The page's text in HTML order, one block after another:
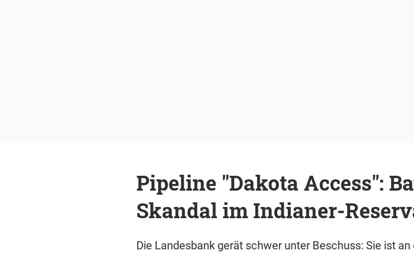
Pipeline "Dakota Access":
Skandal im Indianer-
Die Landesbank gerät schwer unter Beschuss: Sie ist an